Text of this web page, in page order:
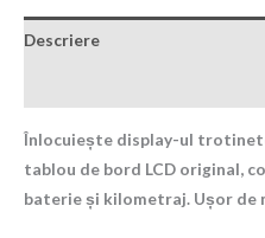
Descriere
Înlocuiește display-ul
tablou de bord LCD original,
baterie și kilometraj. Ușor de